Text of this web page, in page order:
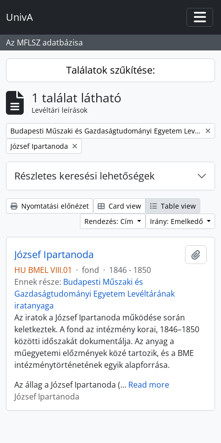
UnivA
Az MFLSZ adatbázisa
Találatok szűkítése:
1 találat látható
Levéltári leírások
Remove filter:
Budapesti Műszaki és Gazdaságtudományi Egyetem Levéltárának iratanyaga
Remove filter:
József Ipartanoda
Részletes keresési lehetőségek
Nyomtatási előnézet Card view
Table view
Rendezés: Cím
Irány: Emelkedő
József Ipartanoda
HU BMEL VIII.01 · fond · 1846 - 1850
Ennek része: Budapesti Műszaki és
Gazdaságtudományi Egyetem Levéltárának
iratanyaga
Az iratok a József Ipartanoda működése során
keletkeztek. A fond az intézmény korai, 1846–1850
közötti időszakát dokumentálja. Az anyag a
műegyetemi előzmények közé tartozik, és a BME
intézménytörténetének egyik alapforrása.
Az állag a József Ipartanoda (… Read more
József Ipartanoda